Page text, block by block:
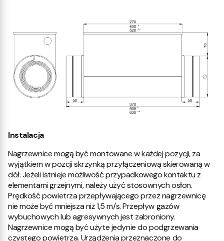
Instalacja
Nagrzewnice mogą być montowane w każdej pozycji, za
wyjątkiem w pozcji skrzynką przyłączeniową skierowaną w
dół. Jeżeli istnieje możliwość przypadkowego kontaktu z
elementami grzejnymi, należy użyć stosownych osłon.
Prędkość powietrza przepływającego przez nagrzewnicę
nie może być mniejsza niż 1,5 m/s. Przepływ gazów
wybuchowych lub agresywnych jest zabroniony.
Nagrzewnice mogą być użyte jedynie do podgrzewania
czystego powietrza. Urządzenia przeznaczone do